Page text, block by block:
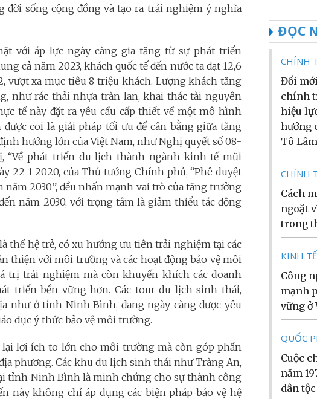
sống cộng đồng và tạo ra trải nghiệm ý nghĩa
với áp lực ngày càng gia tăng từ sự phát triển
cả năm 2023, khách quốc tế đến nước ta đạt 12,6
vượt xa mục tiêu 8 triệu khách. Lượng khách tăng
như rác thải nhựa tràn lan, khai thác tài nguyên
tế này đặt ra yêu cầu cấp thiết về một mô hình
coi là giải pháp tối ưu để cân bằng giữa tăng
hướng lớn của Việt Nam, như Nghị quyết số 08-
“Về phát triển du lịch thành ngành kinh tế mũi
22-1-2020, của Thủ tướng Chính phủ, “Phê duyệt
2030”, đều nhấn mạnh vai trò của tăng trưởng
năm 2030, với trọng tâm là giảm thiểu tác động
thế hệ trẻ, có xu hướng ưu tiên trải nghiệm tại các
thiện với môi trường và các hoạt động bảo vệ môi
trị trải nghiệm mà còn khuyến khích các doanh
triển bền vững hơn. Các tour du lịch sinh thái,
như ở tỉnh Ninh Bình, đang ngày càng được yêu
dục ý thức bảo vệ môi trường.
lợi ích to lớn cho môi trường mà còn góp phần
phương. Các khu du lịch sinh thái như Tràng An,
tỉnh Ninh Bình là minh chứng cho sự thành công
này không chỉ áp dụng các biện pháp bảo vệ hệ
ĐỌC
CHÍNH
Đổi
chính
hiệu
hướng
Tô Lâm
CHÍNH
Cách
ngoặt
trong
KINH TẾ
Công
mạnh
vững ở
QUỐC
Cuộc
năm
dân